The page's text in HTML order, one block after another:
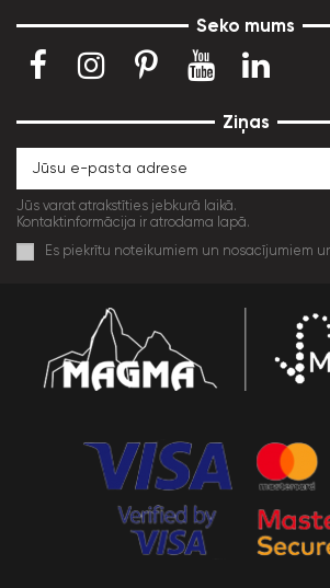
Seko mums
Ziņas
Jūs varat atrakstīties jebkurā laikā.
Kontaktinformācija ir atrodama lapā.
Es piekrītu noteikumiem un nosacījumiem